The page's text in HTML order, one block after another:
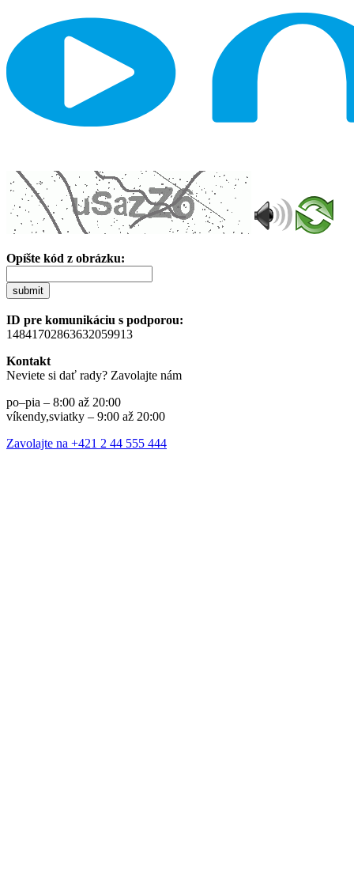
Opíšte kód z obrázku:
submit
ID pre komunikáciu s podporou:
14841702863632059913
Kontakt
Neviete si dať rady? Zavolajte nám
po–pia – 8:00 až 20:00
víkendy,sviatky – 9:00 až 20:00
Zavolajte na +421 2 44 555 444